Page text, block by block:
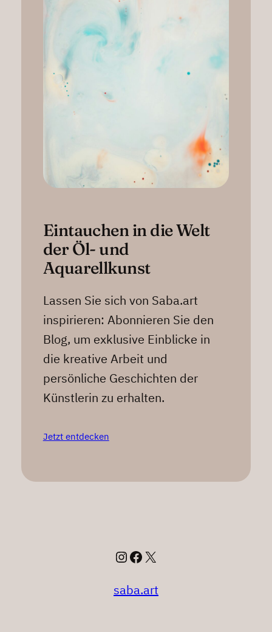
Eintauchen in die Welt
der Öl- und
Aquarellkunst
Lassen Sie sich von Saba.art
inspirieren: Abonnieren Sie den
Blog, um exklusive Einblicke in
die kreative Arbeit und
persönliche Geschichten der
Künstlerin zu erhalten.
Jetzt entdecken
Instagram
Facebook
X
saba.art